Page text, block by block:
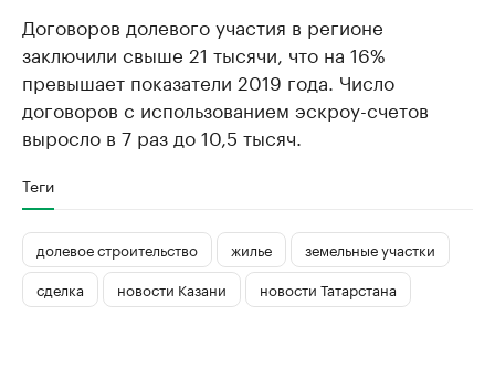
Договоров долевого участия в регионе
заключили свыше 21 тысячи, что на 16%
превышает показатели 2019 года. Число
договоров с использованием эскроу-счетов
выросло в 7 раз до 10,5 тысяч.
Теги
долевое строительство жилье
земельные участки
сделка
новости Казани новости Татарстана